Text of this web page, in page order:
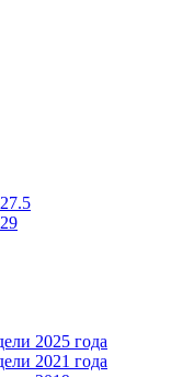
2025 года
2021 года